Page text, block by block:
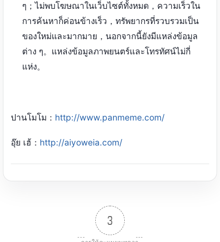
ๆ；ไม่พบโฆษณาในเว็บไซต์ทั้งหมด，ความเร็วใน
การค้นหาก็ค่อนข้างเร็ว，ทรัพยากรที่รวบรวมเป็น
ของใหม่และมากมาย，นอกจากนี้ยังมีแหล่งข้อมูล
ต่าง ๆ。แหล่งข้อมูลภาพยนตร์และโทรทัศน์ไม่กี่
แห่ง。
ปานโมโม： http://www.panmeme.com/
อุ๊ย เฮ้： http://aiyoweia.com/
3